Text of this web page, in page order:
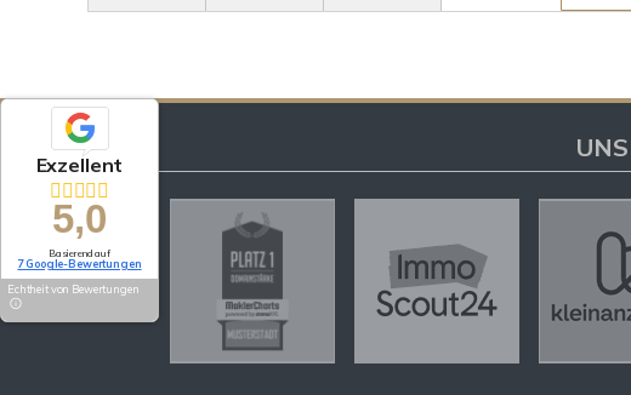
Exzellent
5,0
Basierend auf
7 Google-Bewertungen
Echtheit von Bewertungen